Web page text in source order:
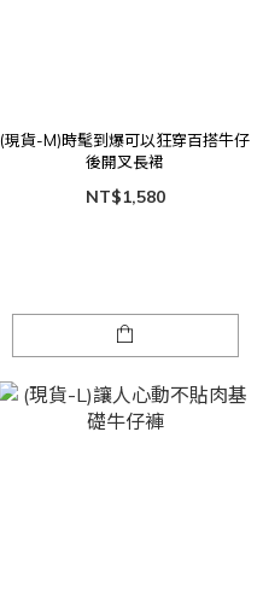
(現貨-M)時髦到爆可以狂穿百搭牛仔
後開叉長裙
NT$1,580